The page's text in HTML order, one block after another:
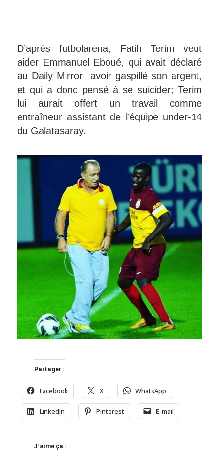
D’après futbolarena, Fatih Terim veut
aider Emmanuel Eboué, qui avait déclaré
au Daily Mirror avoir gaspillé son argent,
et qui a donc pensé à se suicider; Terim
lui aurait offert un travail comme
entraîneur assistant de l’équipe under-14
du Galatasaray.
Partager :
Facebook X WhatsApp
LinkedIn Pinterest E-mail
J’aime ça :